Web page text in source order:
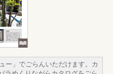
ー」でごらんいただけます。カ